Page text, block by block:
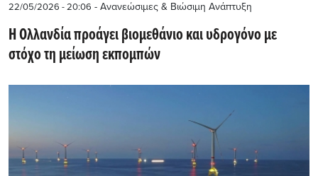
22/05/2026 - 20:06 - Ανανεώσιμες & Βιώσιμη Ανάπτυξη
Η Ολλανδία προάγει βιομεθάνιο και υδρογόνο με
στόχο τη μείωση εκπομπών